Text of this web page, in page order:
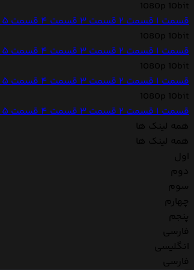
1080p 10bit
قسمت 1 قسمت 2 قسمت 3 قسمت 4 قسمت 5
1080p 10bit
قسمت 1 قسمت 2 قسمت 3 قسمت 4 قسمت 5
1080p 10bit
قسمت 1 قسمت 2 قسمت 3 قسمت 4 قسمت 5
1080p 10bit
قسمت 1 قسمت 2 قسمت 3 قسمت 4 قسمت 5
همه لینک ها
همه لینک ها
اول
دوم
سوم
چهارم
پنجم
فارسی
انگلیسی
فارسی